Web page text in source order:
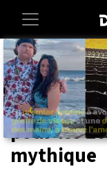
Accueil
L'icône
Lauryn
pour les
mythique